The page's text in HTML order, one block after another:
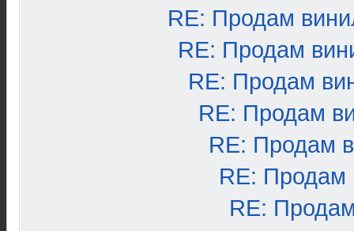
RE: Продам
RE: Продам
RE: Продам
RE: Продам
RE: Продам
RE: Продам
RE: